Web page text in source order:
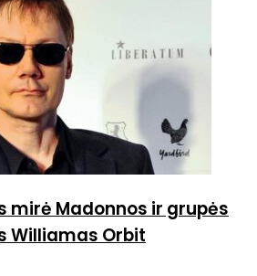
mirė Madonnos ir grupės
Williamas Orbit